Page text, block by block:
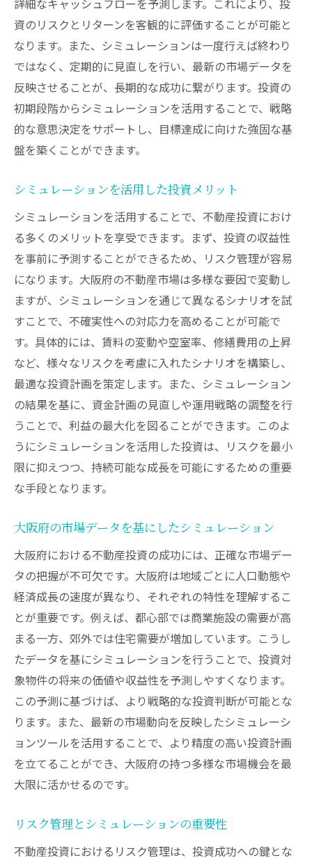
資のリスクとリターンを客観的に評価することが可能と
なります。また、シミュレーションは一度行えば終わり
ではなく、定期的に見直しを行い、最新の市場データを
反映させることが、長期的な成功に繋がります。投資の
初期段階からシミュレーションを活用することで、戦略
的な意思決定をサポートし、目標達成に向けた強固な基
盤を築くことができます。
シミュレーションを活用した投資メリット
シミュレーションを活用することで、不動産投資におけ
る多くのメリットを享受できます。まず、投資の収益性
を事前に予測することができるため、リスク管理が容易
になります。大阪府の不動産市場は多様な要因で変動し
ますが、シミュレーションを通じて異なるシナリオを試
すことで、不確実性への対応力を高めることが可能で
す。具体的には、賃料の変動や空室率、修繕費用の上昇
など、様々なリスクを考慮に入れたシナリオを構築し、
最適な投資計画を策定します。また、シミュレーション
の結果を基に、資金計画の見直しや運用戦略の調整を行
うことで、利益の最大化を図ることができます。このよ
うにシミュレーションを活用した投資は、リスクを最小
限に抑えつつ、持続可能な成長を可能にするための重要
な手段となります。
大阪府の市場データを基にしたシミュレーション
大阪府における不動産投資の成功には、正確な市場デー
タの把握が不可欠です。大阪府は地域ごとに人口動態や
経済成長の速度が異なり、それぞれの特性を理解するこ
とが重要です。例えば、都心部では商業施設の需要が高
まる一方、郊外では住宅需要が増加しています。こうし
たデータを基にシミュレーションを行うことで、投資対
象物件の将来の価値や収益性を予測しやすくなります。
この予測に基づけば、より戦略的な投資判断が可能とな
ります。また、最新の市場動向を反映したシミュレーシ
ョンツールを活用することで、より精度の高い投資計画
を立てることができ、大阪府の持つ多様な市場機会を最
大限に活かせるのです。
リスク管理とシミュレーションの重要性
不動産投資におけるリスク管理は、投資成功への鍵とな